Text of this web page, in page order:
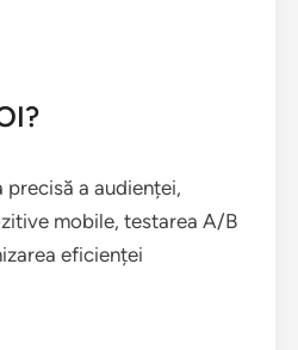
a audienței,
mobile, testarea A/B
eficienței